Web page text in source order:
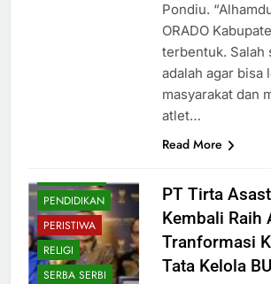
Pondiu.
ORADO
terbentuk. Salah
adalah agar bisa
masyarakat dan
atlet…
Read More
PENDIDIKAN
PERISTIWA
RELIGI
SERBA SERBI
PT Tirta
Kembali Raih
Tranformasi
Tata Kelola